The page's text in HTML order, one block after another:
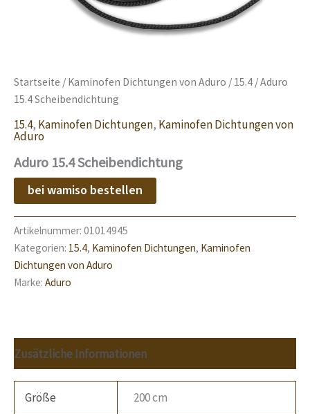
Startseite / Kaminofen Dichtungen von Aduro / 15.4 / Aduro
15.4 Scheibendichtung
15.4, Kaminofen Dichtungen, Kaminofen Dichtungen von
Aduro
Aduro 15.4 Scheibendichtung
bei wamiso bestellen
Artikelnummer: 01014945
Kategorien: 15.4, Kaminofen Dichtungen, Kaminofen
Dichtungen von Aduro
Marke: Aduro
Zusätzliche Informationen
Größe 200 cm